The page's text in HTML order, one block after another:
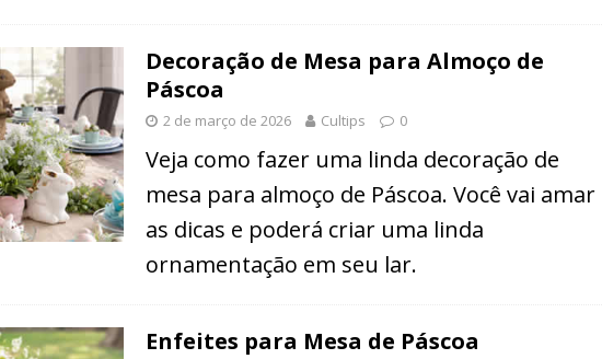
Decoração de Mesa para Almoço de
Páscoa
2 de março de 2026 Cultips 0
Veja como fazer uma linda decoração de
mesa para almoço de Páscoa. Você vai amar
as dicas e poderá criar uma linda
ornamentação em seu lar.
Enfeites para Mesa de Páscoa